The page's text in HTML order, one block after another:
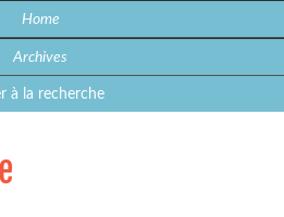
Home
Archives
à la recherche